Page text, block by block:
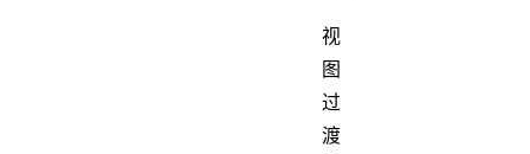
视
图
过
渡